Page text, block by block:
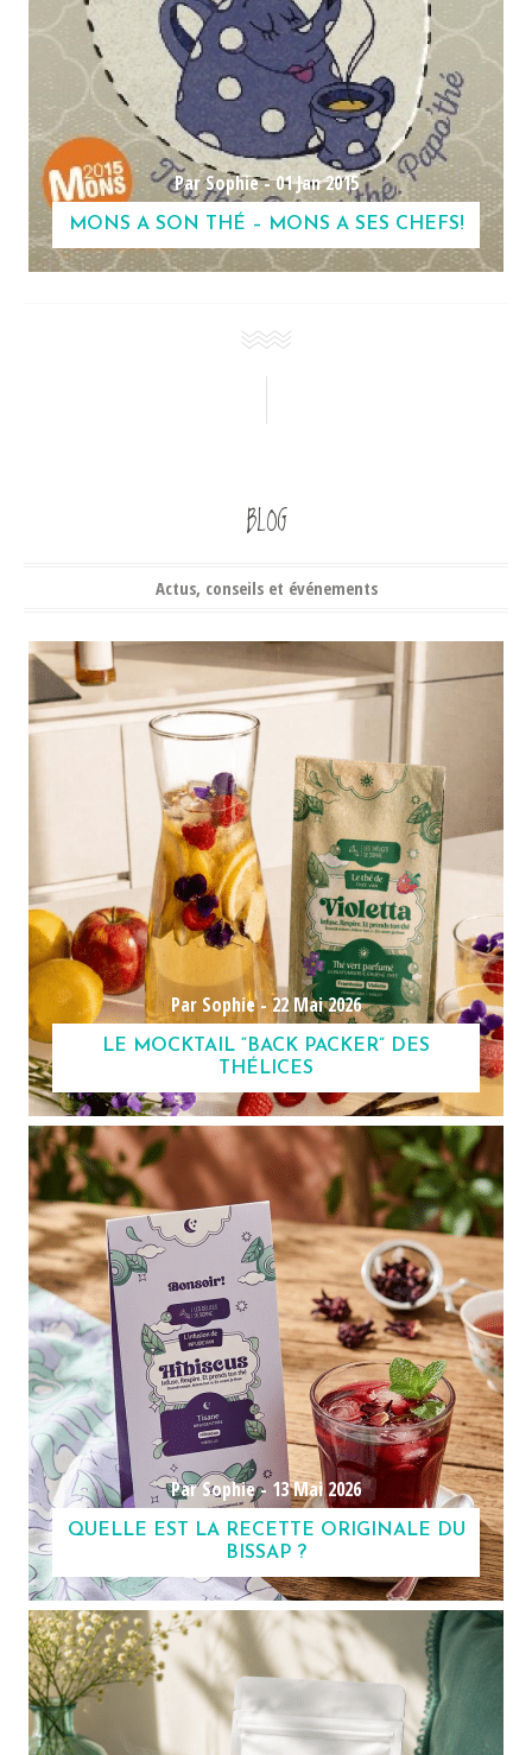
Par Sophie -01 Jan 2015
MONS A SON THÉ – MONS A SES CHEFS!
BLOG
Actus, conseils et événements
Par Sophie -22 Mai 2026
LE MOCKTAIL “BACK PACKER” DES
THÉLICES
Par Sophie -13 Mai 2026
QUELLE EST LA RECETTE ORIGINALE DU
BISSAP ?